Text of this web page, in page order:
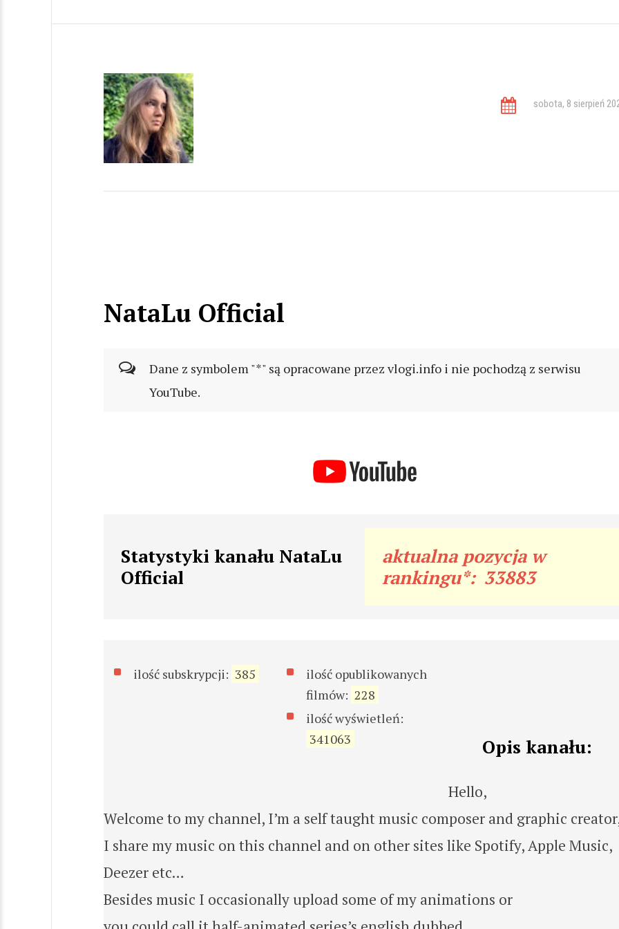
sobota, 8 sierpień
NataLu Official
Dane z symbolem "*" są opracowane przez vlogi.info i nie pochodzą z serwisu
YouTube.
Statystyki kanału NataLu
Official
aktualna pozycja w
rankingu*: 33883
ilość subskrypcji: 385
ilość opublikowanych
filmów: 228
ilość wyświetleń:
341063
Opis kanału:
Hello,
Welcome to my channel, I’m a self taught music composer and graphic
I share my music on this channel and on other sites like Spotify, Apple Music,
Deezer etc…
Besides music I occasionally upload some of my animations or